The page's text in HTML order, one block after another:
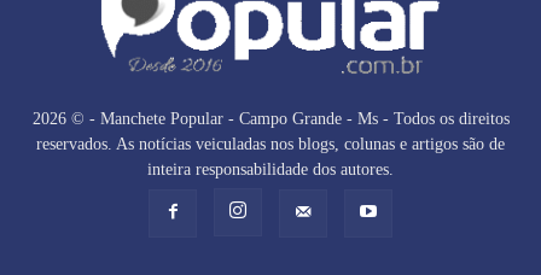
2026 © - Manchete Popular - Campo Grande - Ms - Todos os direitos
reservados. As notícias veiculadas nos blogs, colunas e artigos são de
inteira responsabilidade dos autores.